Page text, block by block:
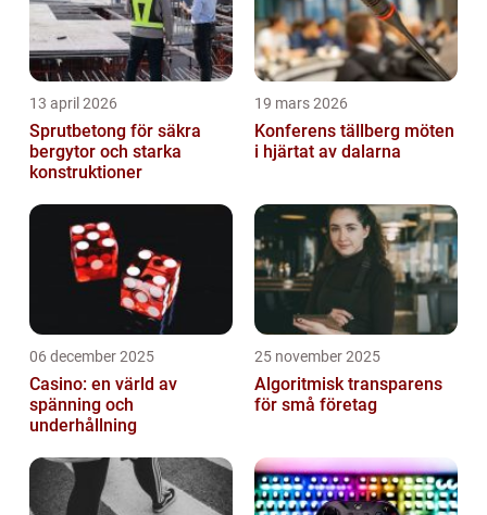
13 april 2026
Sprutbetong för säkra
bergytor och starka
konstruktioner
19 mars 2026
Konferens tällberg möten
i hjärtat av dalarna
06 december 2025
Casino: en värld av
spänning och
underhållning
25 november 2025
Algoritmisk transparens
för små företag